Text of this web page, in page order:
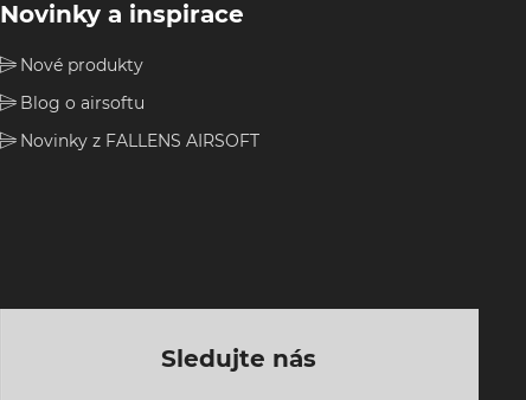
Novinky a inspirace
Nové produkty
Blog o airsoftu
Novinky z FALLENS AIRSOFT
Sledujte nás